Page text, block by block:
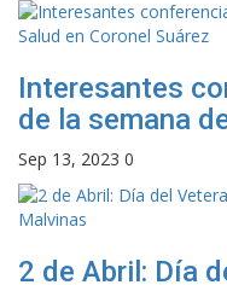
Interesantes
de la semana
Sep 13, 2023 0
2 de Abril: Día